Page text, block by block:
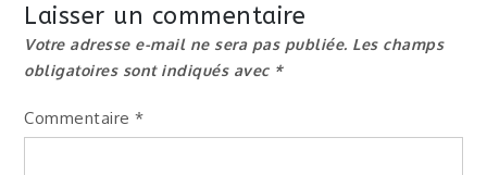
l’article
Laisser un commentaire
Votre adresse e-mail ne sera pas publiée. Les champs
obligatoires sont indiqués avec *
Commentaire*